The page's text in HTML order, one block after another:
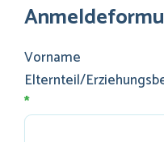
Vorname
Elternteil/
*